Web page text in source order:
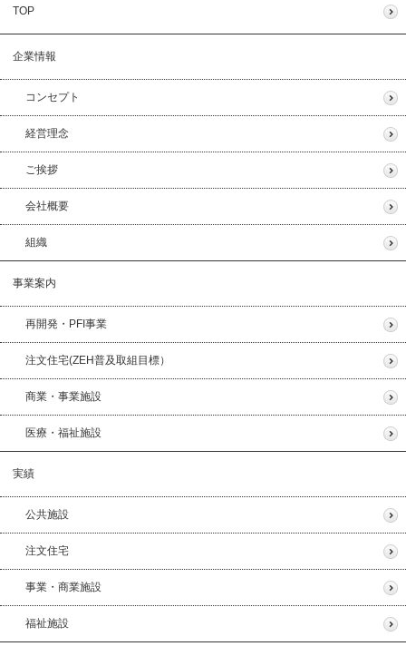
TOP
企業情報
コンセプト
経営理念
ご挨拶
会社概要
組織
事業案内
再開発・PFI事業
注文住宅(ZEH普及取組目標）
商業・事業施設
医療・福祉施設
実績
公共施設
注文住宅
事業・商業施設
福祉施設